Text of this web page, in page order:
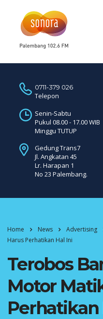
0711-379 026
Telepon
Senin-Sabtu
Pukul 08.00 - 17.00 WIB
Minggu TUTUP
Gedung Trans7
Jl. Angkatan 45
Lr. Harapan 1
No 23 Palembang.
Home News Advertising
Harus Perhatikan Hal Ini
Terobos
Motor
Perhatikan